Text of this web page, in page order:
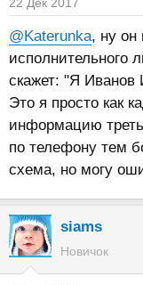
@Katerunka, ну он
исполнительного
скажет: "Я Иванов
Это я просто как
информацию
по телефону тем
схема, но могу
siams
Новичок